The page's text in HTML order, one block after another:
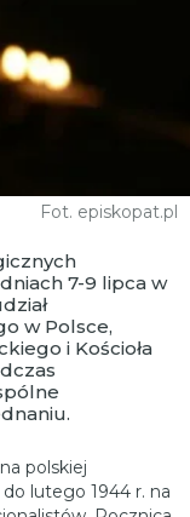
Fot. episkopat.pl
7-9 lipca w
w Polsce,
i Kościoła
polskiej
lutego 1944 r. na